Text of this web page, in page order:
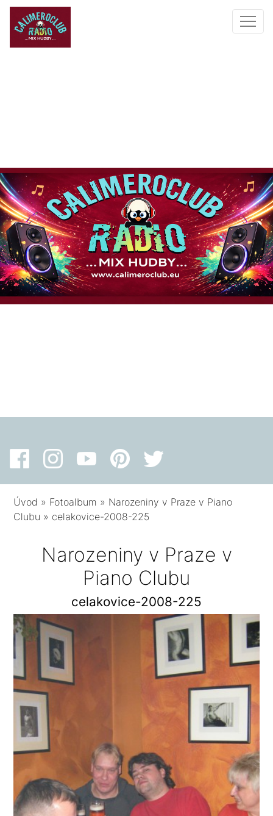
Úvod » Fotoalbum » Narozeniny v Praze v Piano
Clubu » celakovice-2008-225
Narozeniny v Praze v
Piano Clubu
celakovice-2008-225